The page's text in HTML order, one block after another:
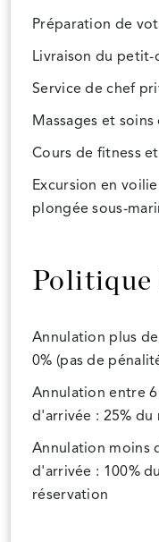
Préparation de
Livraison du
Service de chef
Massages et
Cours de fitness
Excursion en
plongée sous-
Politique
Annulation plus
0% (pas de
Annulation entre
d'arrivée : 25%
Annulation moins
d'arrivée : 100%
réservation